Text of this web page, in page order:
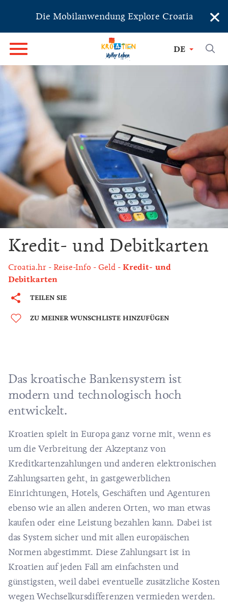
Die Mobilanwendung Explore Croatia ×
DE
Kredit- und Debitkarten
Croatia.hr Reise-Info Geld
Kredit- und
Debitkarten
TEILEN SIE
ZU MEINER WUNSCHLISTE HINZUFÜGEN
Das kroatische Bankensystem ist
modern und technologisch hoch
entwickelt.
Kroatien spielt in Europa ganz vorne mit, wenn es
um die Verbreitung der Akzeptanz von
Kreditkartenzahlungen und anderen elektronischen
Zahlungsarten geht, in gastgewerblichen
Einrichtungen, Hotels, Geschäften und Agenturen
ebenso wie an allen anderen Orten, wo man etwas
kaufen oder eine Leistung bezahlen kann. Dabei ist
das System sicher und mit allen europäischen
Normen abgestimmt. Diese Zahlungsart ist in
Kroatien auf jeden Fall am einfachsten und
günstigsten, weil dabei eventuelle zusätzliche Kosten
wegen Wechselkursdifferenzen vermieden werden.